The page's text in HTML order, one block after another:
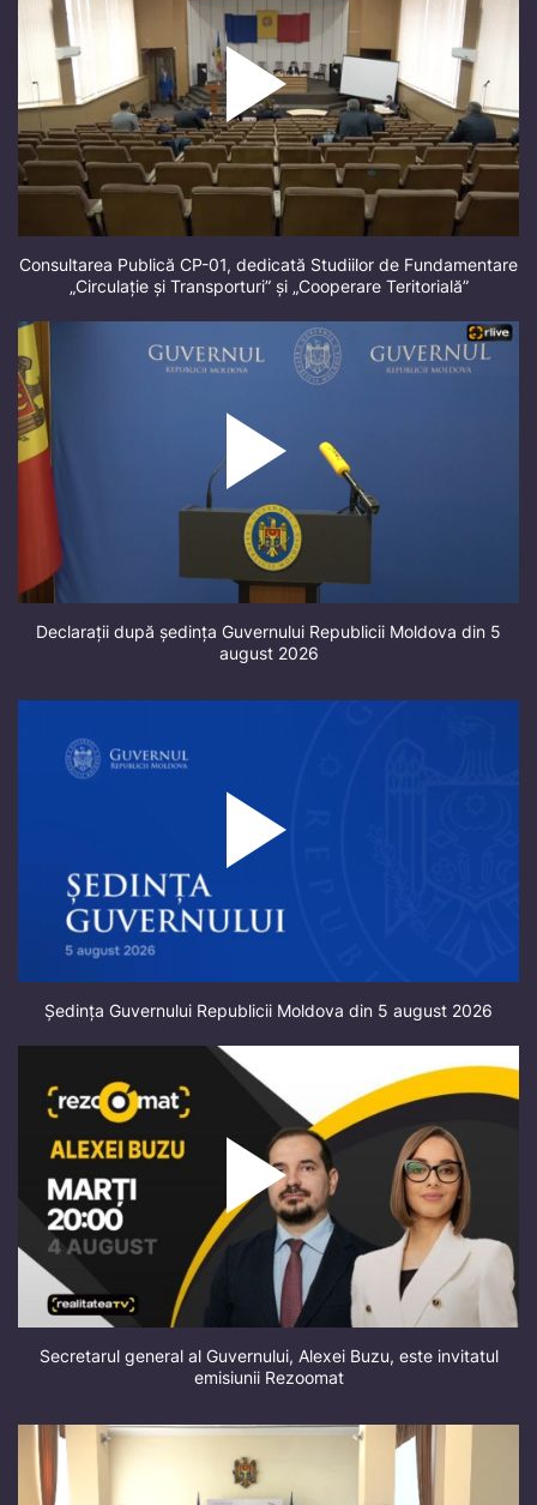
Consultarea Publică CP-01, dedicată Studiilor de Fundamentare
„Circulație și Transporturi” și „Cooperare Teritorială”
Declarații după ședința Guvernului Republicii Moldova din 5
august 2026
Ședința Guvernului Republicii Moldova din 5 august 2026
Secretarul general al Guvernului, Alexei Buzu, este invitatul
emisiunii Rezoomat